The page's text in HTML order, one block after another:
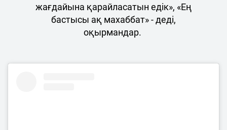
жағдайына қарайласатын едік», «Ең
бастысы ақ махаббат» - деді,
оқырмандар.